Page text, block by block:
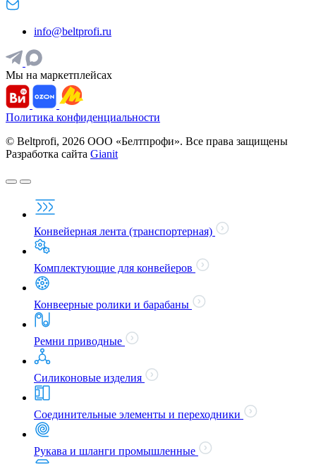
info@beltprofi.ru
Мы на маркетплейсах
Политика конфиденциальности
© Beltprofi, 2026 ООО «Белтпрофи». Все права защищены
Разработка сайта Gianit
Конвейерная лента (транспортерная)
Комплектующие для конвейеров
Конвеерные ролики и барабаны
Ремни приводные
Силиконовые изделия
Соединительные элементы и переходники
Рукава и шланги промышленные